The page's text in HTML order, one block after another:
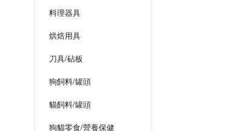
料理器具
烘焙用具
刀具/砧板
狗飼料/罐頭
貓飼料/罐頭
狗貓零食/營養保健